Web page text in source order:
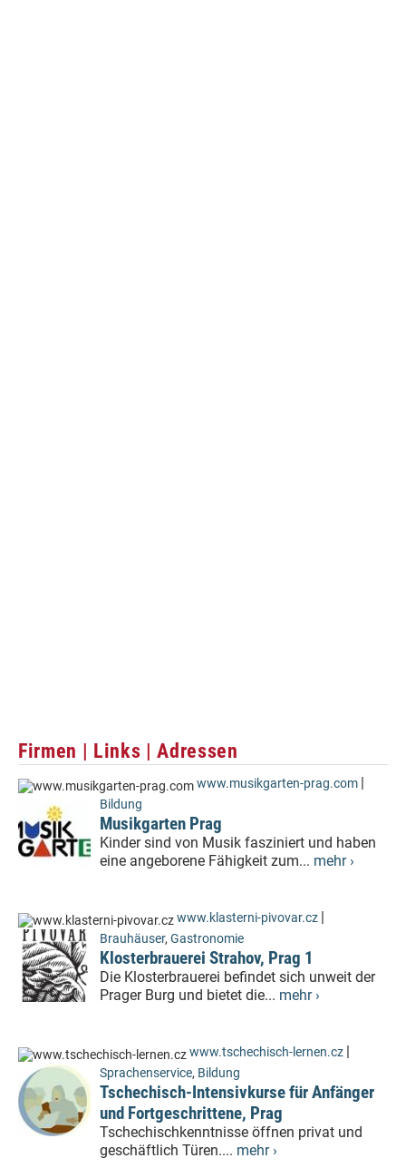
Firmen | Links | Adressen
www.musikgarten-prag.com |
Bildung
Musikgarten Prag
Kinder sind von Musik fasziniert und haben
eine angeborene Fähigkeit zum... mehr ›
www.klasterni-pivovar.cz |
Brauhäuser, Gastronomie
Klosterbrauerei Strahov, Prag 1
Die Klosterbrauerei befindet sich unweit der
Prager Burg und bietet die... mehr ›
www.tschechisch-lernen.cz |
Sprachenservice, Bildung
Tschechisch-Intensivkurse für Anfänger
und Fortgeschrittene, Prag
Tschechischkenntnisse öffnen privat und
geschäftlich Türen.... mehr ›